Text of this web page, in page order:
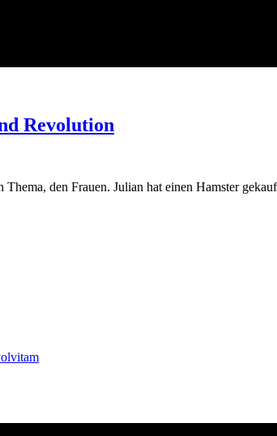
Revolution
den Frauen. Julian hat einen Hamster